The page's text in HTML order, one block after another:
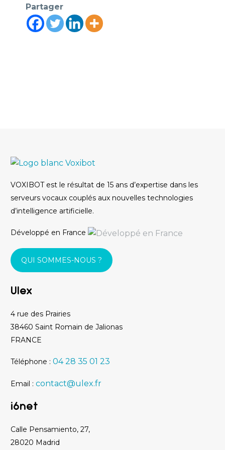
Partager
VOXIBOT est le résultat de 15 ans d’expertise dans les
serveurs vocaux couplés aux nouvelles technologies
d’intelligence artificielle.
Développé en France
QUI SOMMES-NOUS ?
Ulex
4 rue des Prairies
38460 Saint Romain de Jalionas
FRANCE
Téléphone : 04 28 35 01 23
Email : contact@ulex.fr
i6net
Calle Pensamiento, 27,
28020 Madrid